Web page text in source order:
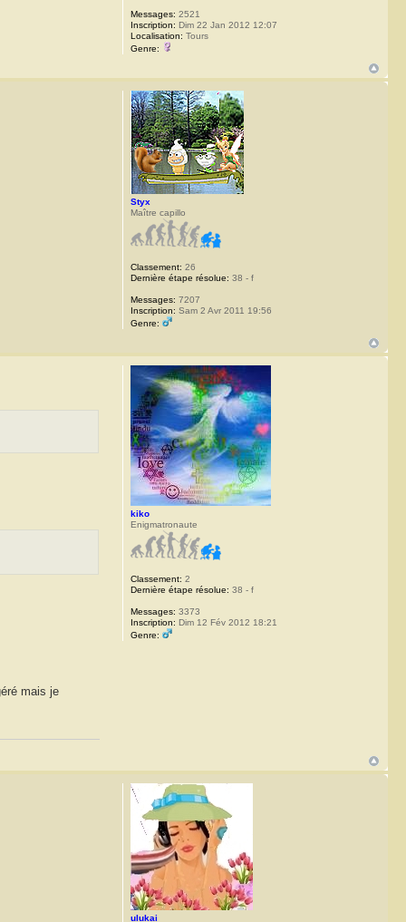
Messages: 2521
Inscription: Dim 22 Jan 2012 12:07
Localisation: Tours
Genre:
Styx
Maître capillo
Classement: 26
Dernière étape résolue: 38 - f
Messages: 7207
Inscription: Sam 2 Avr 2011 19:56
Genre:
mais je
kiko
Enigmatronaute
Classement: 2
Dernière étape résolue: 38 - f
Messages: 3373
Inscription: Dim 12 Fév 2012 18:21
Genre:
ulukai